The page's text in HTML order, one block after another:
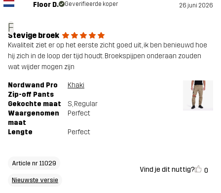
F
Floor D. Geverifieerde koper 26 juni 2026
Stevige broek
Kwaliteit ziet er op het eerste zicht goed uit, ik ben benieuwd hoe
hij zich in de loop der tijd houdt. Broekspijpen onderaan zouden
wat wijder mogen zijn
Nordwand Pro
Zip-off Pants
Khaki
Gekochte maat S, Regular
Waargenomen
maat
Perfect
Lengte Perfect
Article nr 11029
Nieuwste versie
Vind je dit nuttig? 0